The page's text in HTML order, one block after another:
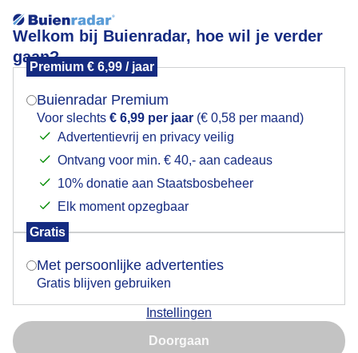
Welkom bij Buienradar, hoe wil je verder
gaan?
Premium € 6,99 / jaar
Buienradar Premium
Voor slechts € 6,99 per jaar (€ 0,58 per maand)
Advertentievrij en privacy veilig
Ontvang voor min. € 40,- aan cadeaus
10% donatie aan Staatsbosbeheer
Elk moment opzegbaar
Gratis
Met persoonlijke advertenties
Gratis blijven gebruiken
Instellingen
Doorgaan
Zon boven de wolken
Mogen we je locatie gebruiken voor het
Indien je hier nog geen akkoord op hebt gegeven,
verschijnt er zo een pop-up uit je browser waarin
Is goed, toon de popup
Nu niet, misschien later